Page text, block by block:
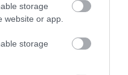
storage
website or app.
storage
FOLYÓ